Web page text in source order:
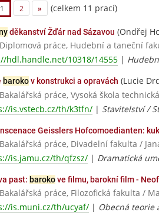
1 2 » (celkem 11 prací)
děkanství Žďár nad Sázavou (Ondřej
práce, Hudební a taneční
hdl.handle.net/10318/14555 |
barokov konstrukci a opravách (Lucie
práce, Vysoká škola
is.vstecb.cz/th/k3tfn/ | Stavitelství /
Geisslers Hofcomoedianten:
práce, Divadelní fakulta /
is.jamu.cz/th/qfzsz/ | Dramatická
past: barokove filmu, barokní film -
práce, Filozofická fakulta /
is.muni.cz/th/ucyaf/ | Obecná